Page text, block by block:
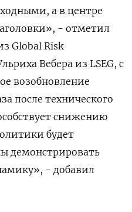
а в центре
- отметил
Global Risk
Вебера ‌из LSEG, с
возобновление
после технического
снижению
будет
демонстрировать
- добавил